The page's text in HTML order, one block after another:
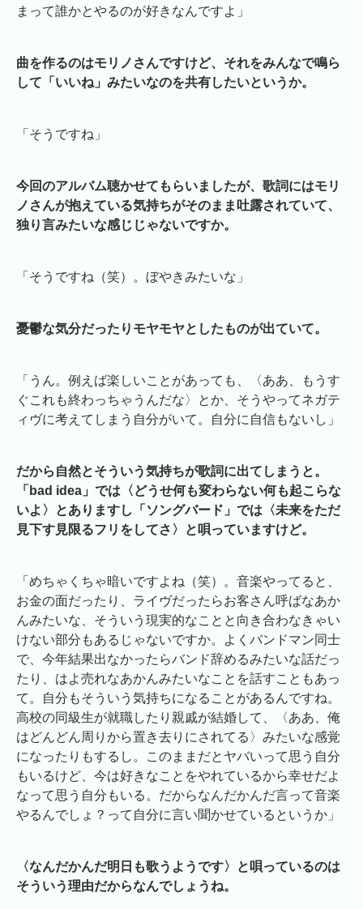
まって誰かとやるのが好きなんですよ」
曲を作るのはモリノさんですけど、それをみんなで鳴ら
して「いいね」みたいなのを共有したいというか。
「そうですね」
今回のアルバム聴かせてもらいましたが、歌詞にはモリ
ノさんが抱えている気持ちがそのまま吐露されていて、
独り言みたいな感じじゃないですか。
「そうですね（笑）。ぼやきみたいな」
憂鬱な気分だったりモヤモヤとしたものが出ていて。
「うん。例えば楽しいことがあっても、〈ああ、もうす
ぐこれも終わっちゃうんだな〉とか、そうやってネガテ
ィヴに考えてしまう自分がいて。自分に自信もないし」
だから自然とそういう気持ちが歌詞に出てしまうと。
「bad idea」では〈どうせ何も変わらない何も起こらな
いよ〉とありますし「ソングバード」では〈未来をただ
見下す見限るフリをしてさ〉と唄っていますけど。
「めちゃくちゃ暗いですよね（笑）。音楽やってると、
お金の面だったり、ライヴだったらお客さん呼ばなあか
んみたいな、そういう現実的なことと向き合わなきゃい
けない部分もあるじゃないですか。よくバンドマン同士
で、今年結果出なかったらバンド辞めるみたいな話だっ
たり、はよ売れなあかんみたいなことを話すこともあっ
て。自分もそういう気持ちになることがあるんですね。
高校の同級生が就職したり親戚が結婚して、〈ああ、俺
はどんどん周りから置き去りにされてる〉みたいな感覚
になったりもするし。このままだとヤバいって思う自分
もいるけど、今は好きなことをやれているから幸せだよ
なって思う自分もいる。だからなんだかんだ言って音楽
やるんでしょ？って自分に言い聞かせているというか」
〈なんだかんだ明日も歌うようです〉と唄っているのは
そういう理由だからなんでしょうね。